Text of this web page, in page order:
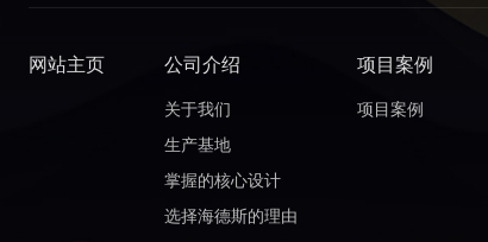
网站主页 公司介绍
关于我们
生产基地
掌握的核心设计
选择海德斯的理由
项目案例
项目案例